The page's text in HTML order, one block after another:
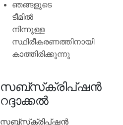
ഞങ്ങളുടെ
ടീമിൽ
നിന്നുള്ള
സ്ഥിരീകരണത്തിനായി
കാത്തിരിക്കുന്നു
സബ്‌സ്‌ക്രിപ്‌ഷൻ
റദ്ദാക്കൽ
സബ്‌സ്‌ക്രിപ്‌ഷൻ